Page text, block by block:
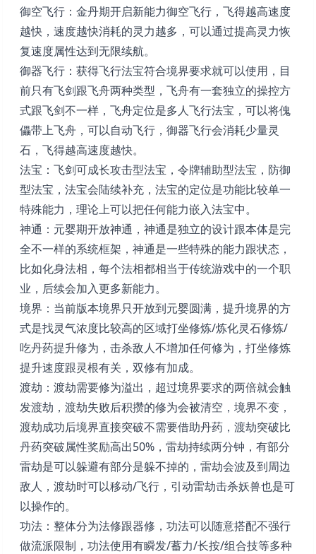
御空飞行：金丹期开启新能力御空飞行，飞得越高速度
越快，速度越快消耗的灵力越多，可以通过提高灵力恢
复速度属性达到无限续航。
御器飞行：获得飞行法宝符合境界要求就可以使用，目
前只有飞剑跟飞舟两种类型，飞舟有一套独立的操控方
式跟飞剑不一样，飞舟定位是多人飞行法宝，可以将傀
儡带上飞舟，可以自动飞行，御器飞行会消耗少量灵
石，飞得越高速度越快。
法宝：飞剑可成长攻击型法宝，令牌辅助型法宝，防御
型法宝，法宝会陆续补充，法宝的定位是功能比较单一
特殊能力，理论上可以把任何能力嵌入法宝中。
神通：元婴期开放神通，神通是独立的设计跟本体是完
全不一样的系统框架，神通是一些特殊的能力跟状态，
比如化身法相，每个法相都相当于传统游戏中的一个职
业，后续会加入更多新能力。
境界：当前版本境界只开放到元婴圆满，提升境界的方
式是找灵气浓度比较高的区域打坐修炼/炼化灵石修炼/
吃丹药提升修为，击杀敌人不增加任何修为，打坐修炼
提升速度跟灵根有关，双修有加成。
渡劫：渡劫需要修为溢出，超过境界要求的两倍就会触
发渡劫，渡劫失败后积攒的修为会被清空，境界不变，
渡劫成功后境界直接突破不需要借助丹药，渡劫突破比
丹药突破属性奖励高出50%，雷劫持续两分钟，有部分
雷劫是可以躲避有部分是躲不掉的，雷劫会波及到周边
敌人，渡劫时可以移动/飞行，引动雷劫击杀妖兽也是可
以操作的。
功法：整体分为法修跟器修，功法可以随意搭配不强行
做流派限制，功法使用有瞬发/蓄力/长按/组合技等多种